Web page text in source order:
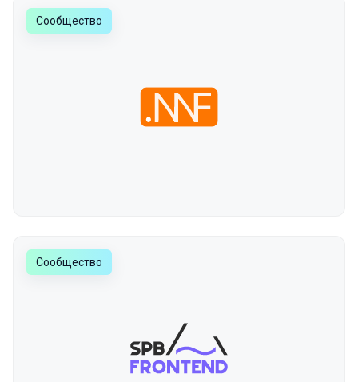
Сообщество
Сообщество